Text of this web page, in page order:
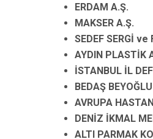
ERDAM A.Ş.
MAKSER A.Ş.
SEDEF SERGİ ve
AYDIN PLASTİK
İSTANBUL İL
BEDAŞ
AVRUPA
DENİZ İKMAL
ALTI PARMAK